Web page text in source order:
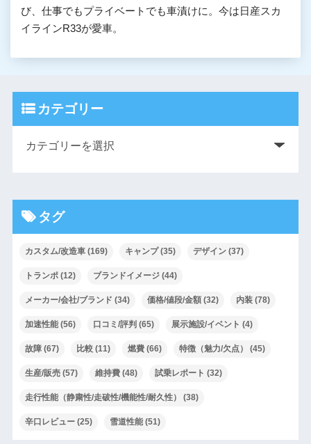
び、仕事でもプライベートでも車漬けに。今は日産スカ
イラインR33が愛車。
カテゴリー
タグ
カスタム/改造車(169) キャンプ(35) デザイン(37)
トランポ(12) ブランドイメージ(44)
メーカー/会社/ブランド (34) 価格/値段/金額(32) 内装(78)
加速性能(56) 口コミ/評判 (65) 展示施設/イベント (4)
故障(67) 比較(11) 燃費(66) 特徴（魅力/欠点） (45)
生産/販売(57) 維持費(48) 試乗レポート (32)
走行性能（静粛性/走破性/機能性/耐久性） (38)
辛口レビュー(25) 雪道性能(51)